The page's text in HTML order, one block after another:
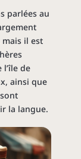
parlées au
il est
de
ainsi que
la langue.